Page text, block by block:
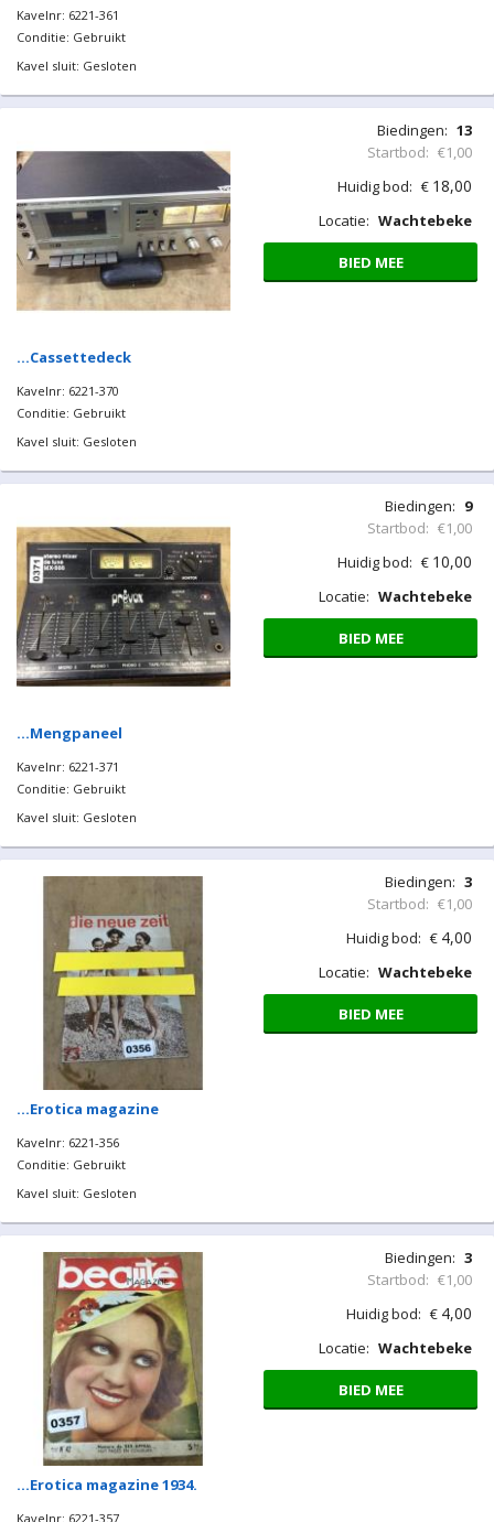
Kavelnr: 6221-361
Conditie: Gebruikt
Kavel sluit: Gesloten
…Cassettedeck
Kavelnr: 6221-370
Conditie: Gebruikt
Kavel sluit: Gesloten
Biedingen: 13
Startbod: €1,00
Huidig bod: € 18,00
Locatie: Wachtebeke
BIED MEE
…Mengpaneel
Kavelnr: 6221-371
Conditie: Gebruikt
Kavel sluit: Gesloten
Biedingen: 9
Startbod: €1,00
Huidig bod: € 10,00
Locatie: Wachtebeke
BIED MEE
…Erotica magazine
Kavelnr: 6221-356
Conditie: Gebruikt
Kavel sluit: Gesloten
Biedingen: 3
Startbod: €1,00
Huidig bod: € 4,00
Locatie: Wachtebeke
BIED MEE
…Erotica magazine 1934.
Kavelnr: 6221-357
Biedingen: 3
Startbod: €1,00
Huidig bod: € 4,00
Locatie: Wachtebeke
BIED MEE